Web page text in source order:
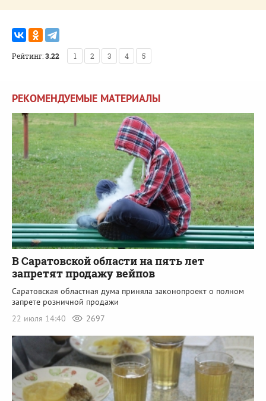
Рейтинг:3.22 1 2 3 4 5
РЕКОМЕНДУЕМЫЕ МАТЕРИАЛЫ
В Саратовской области на пять лет
запретят продажу вейпов
Саратовская областная дума приняла законопроект о полном
запрете розничной продажи
22 июля 14:40
2697